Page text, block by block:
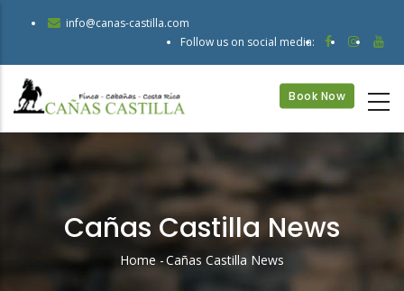
content
info@canas-castilla.com
Follow us on social media:
Book Now
Cañas Castilla News
Breadcrumb
Home -Cañas Castilla News